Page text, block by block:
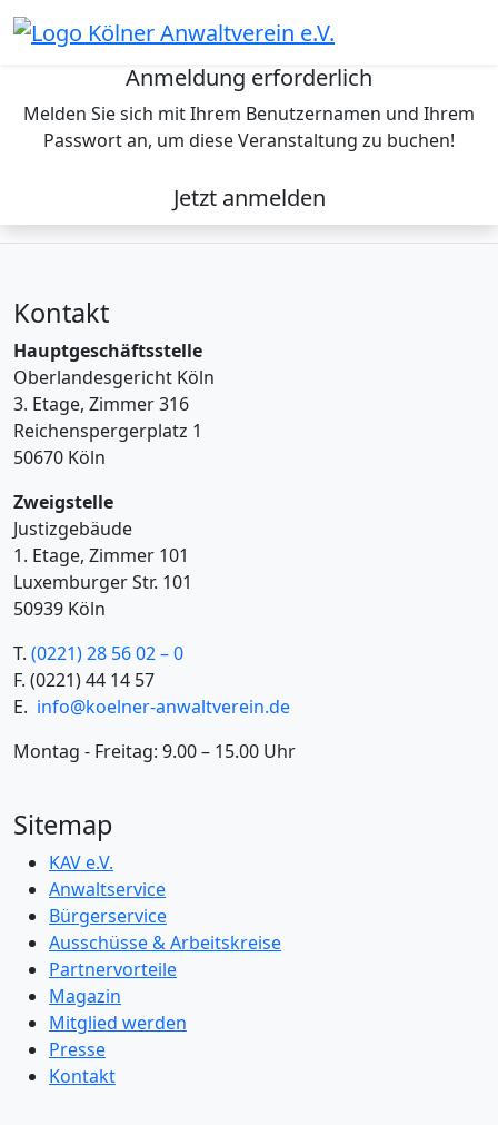
Skip
to
Anmeldung erforderlich
Melden Sie sich mit Ihrem Benutzernamen und Ihrem
Passwort an, um diese Veranstaltung zu buchen!
Jetzt anmelden
Kontakt
Hauptgeschäftsstelle
Oberlandesgericht Köln
3. Etage, Zimmer 316
Reichenspergerplatz 1
50670 Köln
Zweigstelle
Justizgebäude
1. Etage, Zimmer 101
Luxemburger Str. 101
50939 Köln
T. (0221) 28 56 02 – 0
F. (0221) 44 14 57
E. info@koelner-anwaltverein.de
Montag - Freitag: 9.00 – 15.00 Uhr
Sitemap
KAV e.V.
Anwaltservice
Bürgerservice
Ausschüsse & Arbeitskreise
Partnervorteile
Magazin
Mitglied werden
Presse
Kontakt